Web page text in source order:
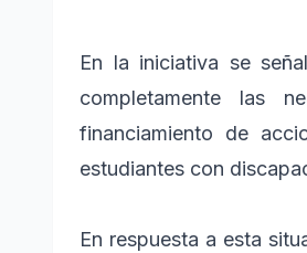
En la iniciativa se
completamente las
financiamiento de
estudiantes con
En respuesta a esta